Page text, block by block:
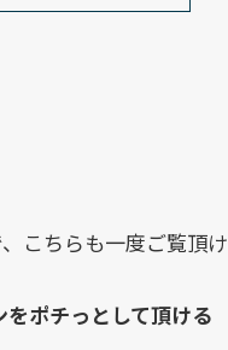
こちらも一度ご覧頂け
ポチっとして頂ける